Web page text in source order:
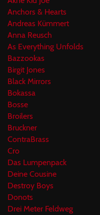
Anchors & Hearts
Andreas Kümmert
Anna Reusch
As Everything Unfolds
Bazzookas
Birgit Jones
Black Mirrors
Bokassa
Bosse
Broilers
Bruckner
ContraBrass
Cro
Das Lumpenpack
Deine Cousine
Destroy Boys
Donots
Drei Meter Feldweg